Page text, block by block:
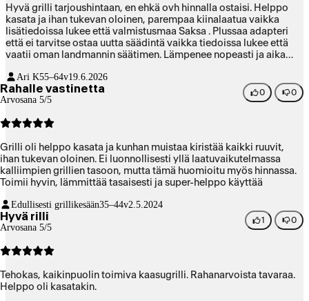
Hyvä grilli tarjoushintaan, en ehkä ovh hinnalla ostaisi. Helppo
kasata ja ihan tukevan oloinen, parempaa kiinalaatua vaikka
lisätiedoissa lukee että valmistusmaa Saksa . Plussaa adapteri
että ei tarvitse ostaa uutta säädintä vaikka tiedoissa lukee että
vaatii oman landmannin säätimen. Lämpenee nopeasti ja aika
löytänyt.
Ari K55–64v19.6.2026
Rahalle vastinetta
Arvosana 5/5
0 0
Grilli oli helppo kasata ja kunhan muistaa kiristää kaikki ruuvit,
ihan tukevan oloinen. Ei luonnollisesti yllä laatuvaikutelmassa
kalliimpien grillien tasoon, mutta tämä huomioitu myös hinnassa.
Toimii hyvin, lämmittää tasaisesti ja super-helppo käyttää
Edullisesti grillikesään35–44v2.5.2024
Hyvä rilli
Arvosana 5/5
1 0
Tehokas, kaikinpuolin toimiva kaasugrilli. Rahanarvoista tavaraa.
Helppo oli kasatakin.